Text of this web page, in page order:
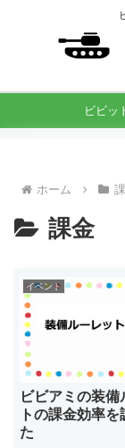
ビビッ
ホーム
課金
イベント
ビビアミの装備
トの課金効率
た